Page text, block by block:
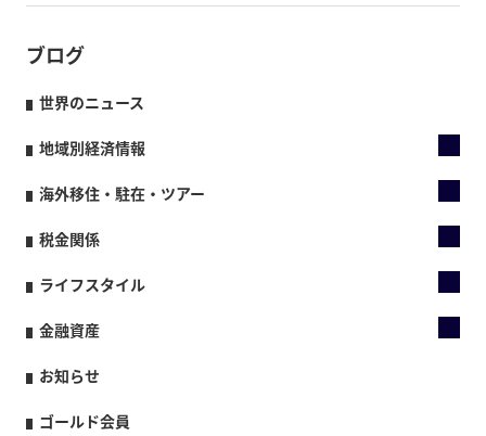
ブログ
世界のニュース
地域別経済情報
海外移住・駐在・ツアー
税金関係
ライフスタイル
金融資産
お知らせ
ゴールド会員